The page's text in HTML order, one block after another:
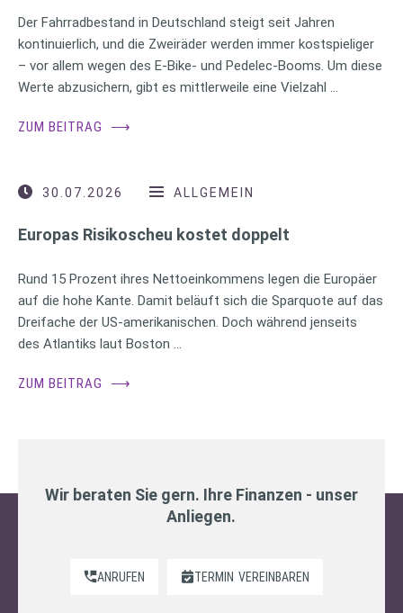
Der Fahrradbestand in Deutschland steigt seit Jahren
kontinuierlich, und die Zweiräder werden immer kostspieliger
– vor allem wegen des E-Bike- und Pedelec-Booms. Um diese
Werte abzusichern, gibt es mittlerweile eine Vielzahl …
ZUM BEITRAG ⟶
30.07.2026 ALLGEMEIN
Europas Risikoscheu kostet doppelt
Rund 15 Prozent ihres Nettoeinkommens legen die Europäer
auf die hohe Kante. Damit beläuft sich die Sparquote auf das
Dreifache der US-amerikanischen. Doch während jenseits
des Atlantiks laut Boston …
ZUM BEITRAG ⟶
Wir beraten Sie gern. Ihre Finanzen - unser
Anliegen.
ANRUFEN TERMIN VEREINBAREN